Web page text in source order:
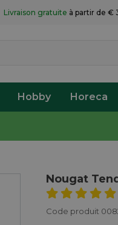
Livraison gratuite à partir de €
Hobby Horeca
Nougat
Code produit